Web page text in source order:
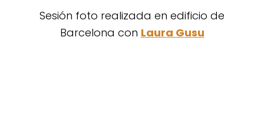
Sesión foto realizada en edificio de
Barcelona con Laura Gusu